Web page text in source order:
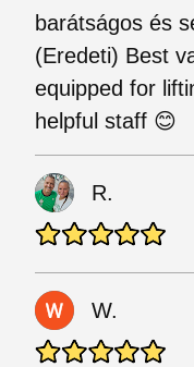
barátságos és
(Eredeti) Best
equipped for
helpful staff 😊
R.
W.